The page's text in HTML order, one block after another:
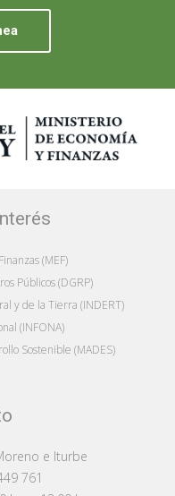
(MEF)
Públicos (DGRP)
y de la Tierra (INDERT)
(INFONA)
Sostenible (MADES)
e Iturbe
761